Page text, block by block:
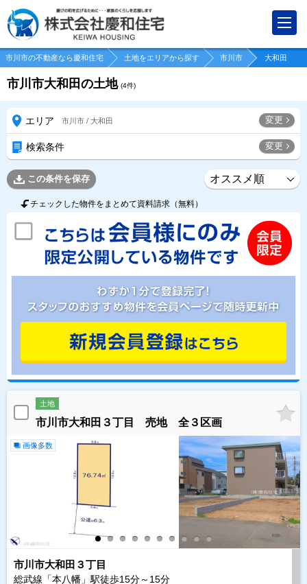
市川市の不動産なら慶和住宅 土地をエリアから探す 市川市 大和田
市川市大和田の土地 (4件)
エリア 市川市 / 大和田 変更
検索条件 変更
この条件を保存
チェックした物件をまとめて資料請求（無料）
土地
市川市大和田３丁目 売地 全３区画
画像多数
市川市大和田３丁目
総武線「本八幡」駅徒歩15分～ 15分